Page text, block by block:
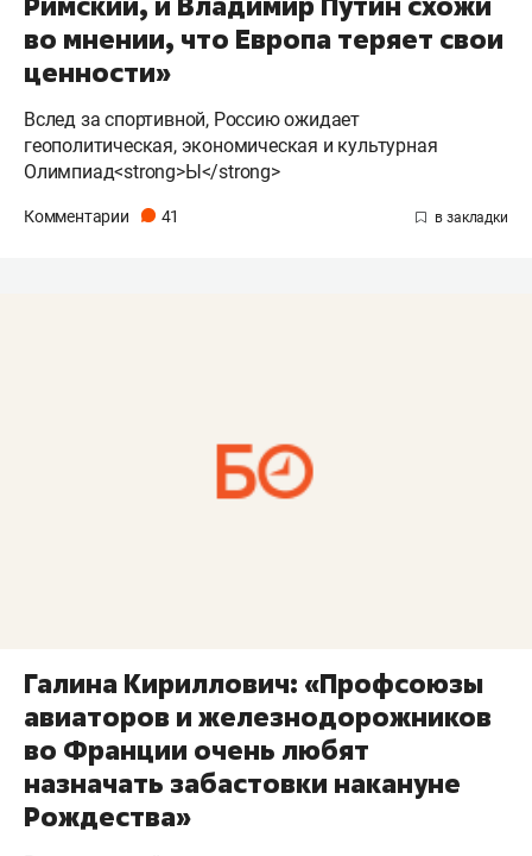
во мнении, что Европа теряет свои
ценности»
Вслед за спортивной, Россию ожидает
геополитическая, экономическая и культурная
Олимпиад<strong>Ы</strong>
Комментарии 41
Галина Кириллович: «Профсоюзы
авиаторов и железнодорожников
во Франции очень любят
назначать забастовки накануне
Рождества»